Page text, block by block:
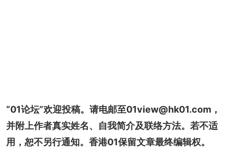
“01论坛”欢迎投稿。请电邮至01view@hk01.com，
并附上作者真实姓名、自我简介及联络方法。若不适
用，恕不另行通知。香港01保留文章最终编辑权。